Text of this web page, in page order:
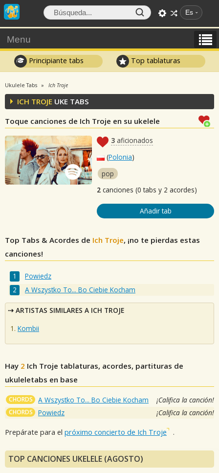
Es
Menu
Principiante tabs Top tablaturas
Ukulele Tabs Ich Troje
ICH TROJE UKE TABS
Toque canciones de Ich Troje en su ukelele
3 aficionados
(Polonia)
pop
2 canciones (0 tabs y 2 acordes)
Añadir tab
Top Tabs & Acordes de Ich Troje, ¡no te pierdas estas
canciones!
Powiedz
A Wszystko To... Bo Ciebie Kocham
ARTISTAS SIMILARES A ICH TROJE
Kombii
Hay 2 Ich Troje tablaturas, acordes, partituras de
ukuleletabs en base
CHORDS A Wszystko To... Bo Ciebie Kocham ¡Califica la canción!
CHORDS Powiedz ¡Califica la canción!
Prepárate para el próximo concierto de Ich Troje .
TOP CANCIONES UKELELE (AGOSTO)